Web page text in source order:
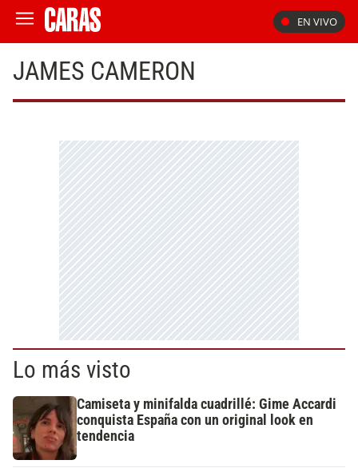
EN VIVO
JAMES CAMERON
Lo más visto
Camiseta y minifalda cuadrillé: Gime Accardi
conquista España con un original look en
tendencia